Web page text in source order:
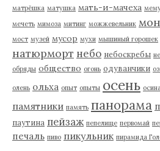
матрёшка матушка мать-и-мачеха
мечеть мимоза митинг можжевельник
мост музей мусор мухи мышиный горошек
натюрморт небо небоскребы
обряды общество огонь одуванчики
олень ольха опыт опыты осень осина
памятники память панорама
паутина пейзаж пепелище первомай
печаль пиво пикульник пирамида